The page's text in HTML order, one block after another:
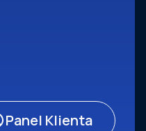
Panel Klienta